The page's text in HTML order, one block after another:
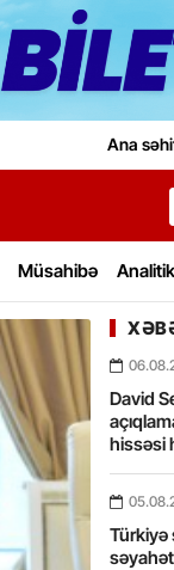
Ana
Müsahibə
David
hissəsi
Türkiyə